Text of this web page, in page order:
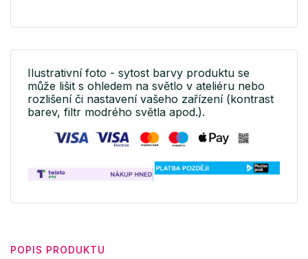
Ilustrativní foto - sytost barvy produktu se
může lišit s ohledem na světlo v ateliéru nebo
rozlišení či nastavení vašeho zařízení (kontrast
barev, filtr modrého světla apod.).
POPIS PRODUKTU